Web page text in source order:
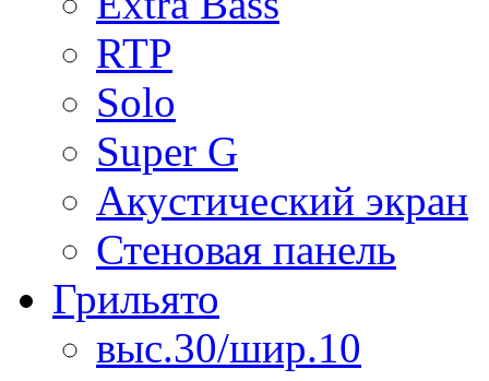
RTP
Solo
Super G
Акустический экран
Стеновая панель
Грильято
выс.30/шир.10